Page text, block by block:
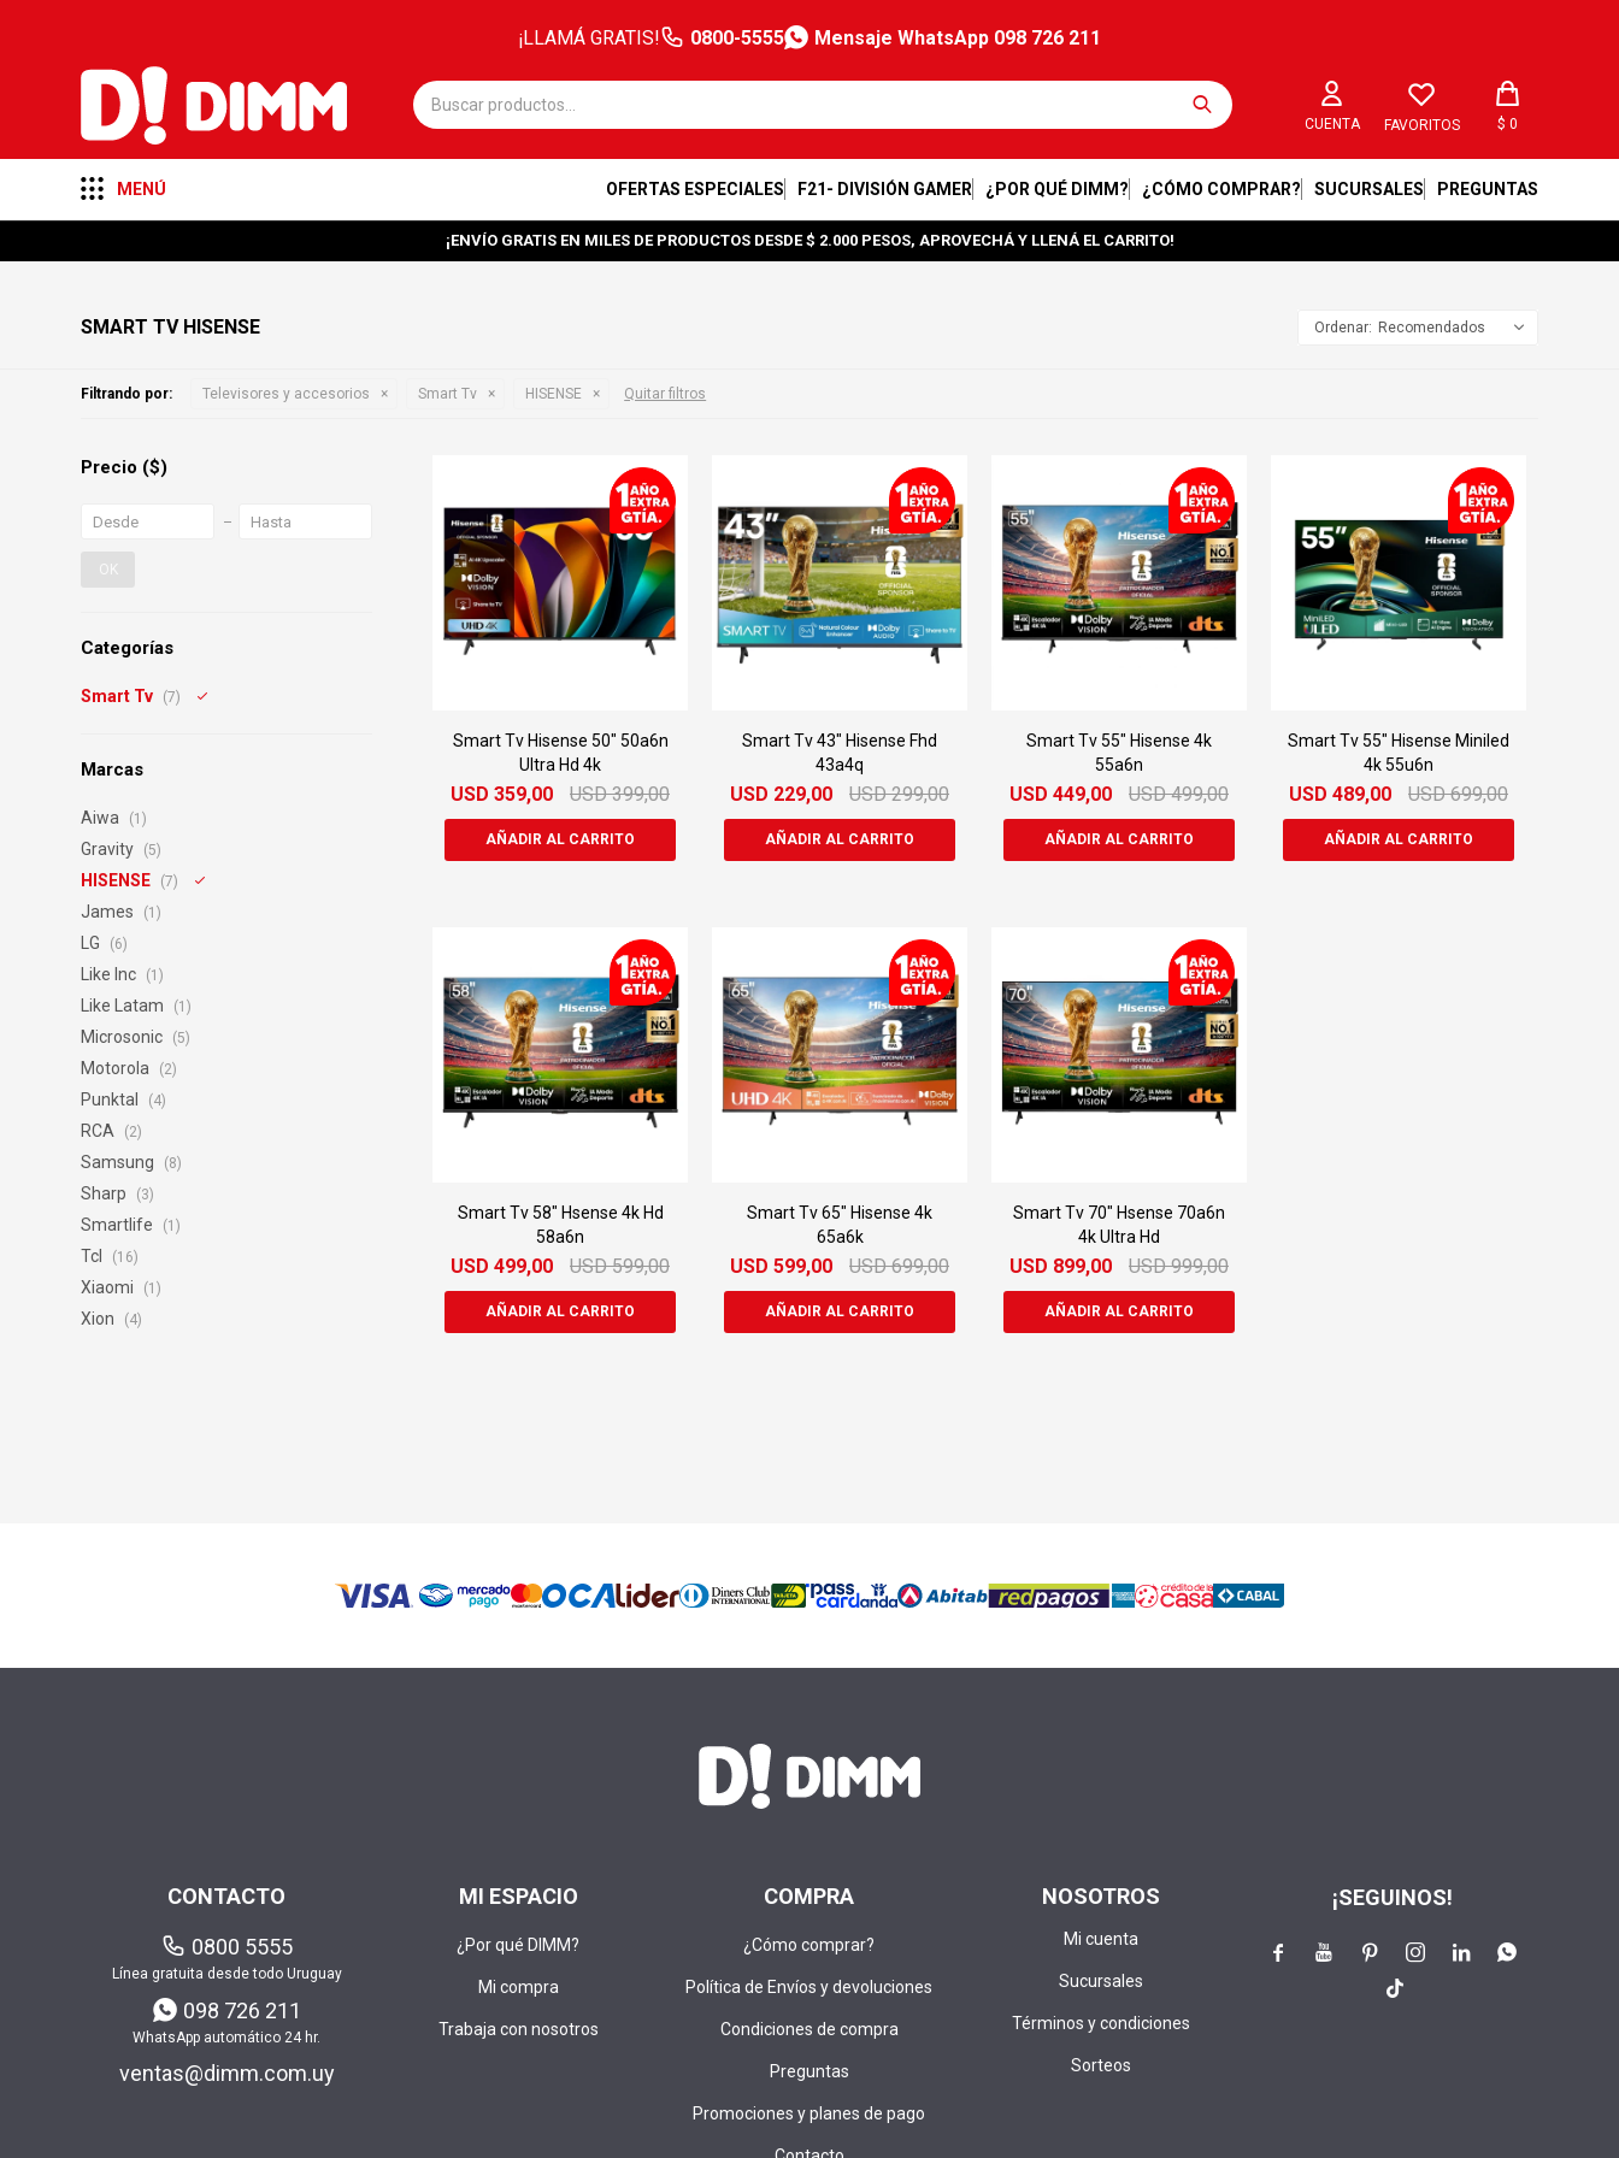
¡LLAMÁ GRATIS! 0800-5555 Mensaje WhatsApp 098 726 211
MENÚ OFERTAS ESPECIALES F21- DIVISIÓN GAMER ¿POR QUÉ DIMM? ¿CÓMO COMPRAR? SUCURSALES PREGUNTAS
FAVORITOS $ 0
¡ENVÍO GRATIS EN MILES DE PRODUCTOS DESDE $ 2.000 PESOS, APROVECHÁ Y LLENÁ EL CARRITO!
SMART TV HISENSE Recomendados
Filtrando por: Televisores y accesorios Smart Tv HISENSE Quitar filtros
Categorías
Smart Tv (7)
Marcas
Aiwa (1)
Gravity (5)
HISENSE (7)
James (1)
LG (6)
Like Inc (1)
Like Latam (1)
Microsonic (5)
Motorola (2)
Punktal (4)
RCA (2)
Samsung (8)
Sharp (3)
Smartlife (1)
Tcl (16)
Xiaomi (1)
Xion (4)
Precio ($)
OK
Smart Tv Hisense 50" 50a6n
Ultra Hd 4k
USD 359,00 USD 399,00
Smart Tv 43" Hisense Fhd
43a4q
USD 229,00 USD 299,00
Smart Tv 55" Hisense 4k
55a6n
USD 449,00 USD 499,00
Smart Tv 55" Hisense Miniled
4k 55u6n
USD 489,00 USD 699,00
Smart Tv 58" Hsense 4k Hd
58a6n
USD 499,00 USD 599,00
Smart Tv 65" Hisense 4k
65a6k
USD 599,00 USD 699,00
Smart Tv 70" Hsense 70a6n
4k Ultra Hd
USD 899,00 USD 999,00
MI ESPACIO
¿Por qué DIMM?
Mi compra
Trabaja con nosotros
COMPRA
¿Cómo comprar?
Política de Envíos y devoluciones
Condiciones de compra
Preguntas
Promociones y planes de pago
NOSOTROS
Mi cuenta
Sucursales
Términos y condiciones
Sorteos
CONTACTO
0800 5555
Línea gratuita desde todo Uruguay
098 726 211
WhatsApp automático 24 hr.
ventas@dimm.com.uy
¡SEGUINOS!
    

